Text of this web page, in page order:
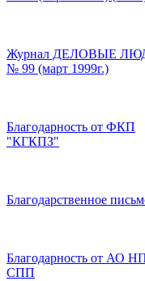
Журнал ДЕЛОВЫЕ
№ 99 (март 1999г.)
Благодарность от ФКП
"КГКПЗ"
Благодарственное
Благодарность от АО
СПП